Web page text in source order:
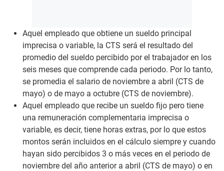
Aquel empleado que obtiene un sueldo principal
imprecisa o variable, la CTS será el resultado del
promedio del sueldo percibido por el trabajador en los
seis meses que comprende cada periodo. Por lo tanto,
se promedia el salario de noviembre a abril (CTS de
mayo) o de mayo a octubre (CTS de noviembre).
Aquel empleado que recibe un sueldo fijo pero tiene
una remuneración complementaria imprecisa o
variable, es decir, tiene horas extras, por lo que estos
montos serán incluidos en el cálculo siempre y cuando
hayan sido percibidos 3 o más veces en el periodo de
noviembre del año anterior a abril (CTS de mayo) o en